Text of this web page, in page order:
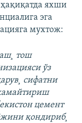
яхши
эга
мухтож:
тош
ўз
сифатни
цемент
қондириб¸